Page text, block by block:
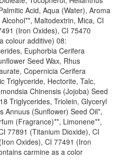
Acid, Aqua (Water), Aroma
Maltodextrin, Mica, CI
(Iron Oxides), CI 75470
colour additive) 08:
Euphorbia Cerifera
Seed Wax, Rhus
Copernicia Cerifera
Triglyceride, Hectorite, Talc,
Chinensis (Jojoba) Seed
Triglycerides, Triolein, Glyceryl
Annuus (Sunflower) Seed Oil*,
(Fragrance)**, Limonene**,
77891 (Titanium Dioxide), CI
Oxides), CI 77491 (Iron
carmine as a color